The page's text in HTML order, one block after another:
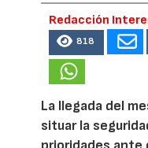
Redacción
818
La llegada del
situar la